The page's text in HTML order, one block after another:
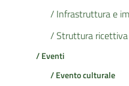
/ Infrastruttura e
/ Struttura ricettiva
/ Eventi
/ Evento culturale